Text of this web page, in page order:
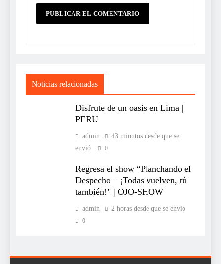
Noticias relacionadas
Disfrute de un oasis en Lima |
PERU
admin
43 minutos desde que se
envió
0
Regresa el show “Planchando el
Despecho – ¡Todas vuelven, tú
también!” | OJO-SHOW
admin 2 horas desde que se envió
0